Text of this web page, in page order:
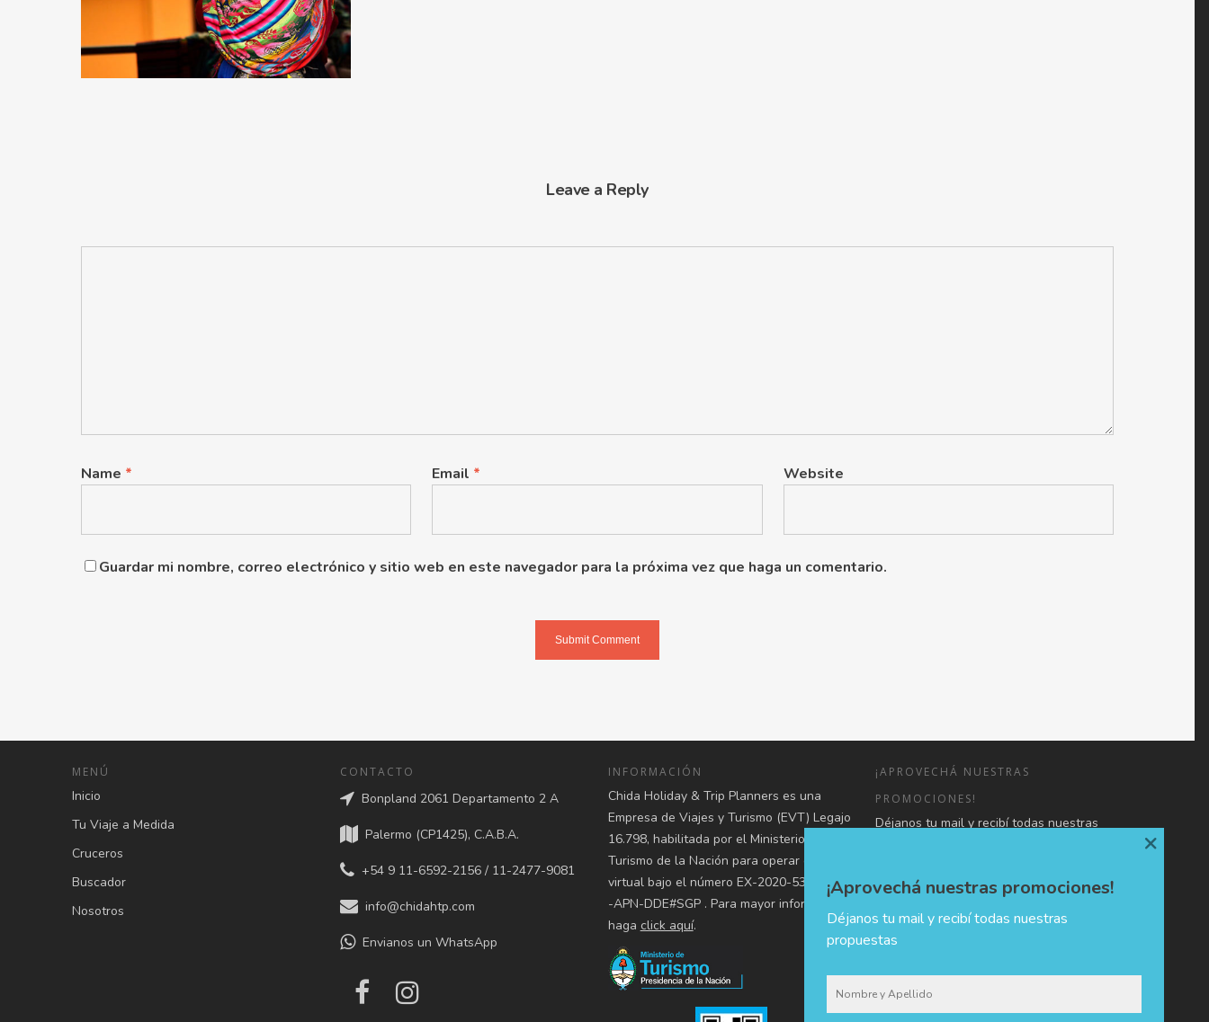
Leave a Reply
Name * Email * Website
Guardar mi nombre, correo electrónico y sitio web en este navegador para la próxima vez que haga un comentario.
MENÚ
Inicio
Tu Viaje a Medida
Cruceros
Buscador
Nosotros
CONTACTO
Bonpland 2061 Departamento 2 A
Palermo (CP1425), C.A.B.A.
+54 9 11-6592-2156 / 11-2477-9081
info@chidahtp.com
Envianos un WhatsApp
INFORMACIÓN
Chida Holiday & Trip Planners es una
Empresa de Viajes y Turismo (EVT) Legajo
16.798, habilitada por el Ministerio de
Turismo de la Nación para operar en forma
virtual bajo el número EX-2020-53107080-
-APN-DDE#SGP . Para mayor información,
haga click aquí.
¡APROVECHÁ NUESTRAS
PROMOCIONES!
Déjanos tu mail y recibí todas nuestras
¡Aprovechá nuestras promociones!
Déjanos tu mail y recibí todas nuestras
propuestas
×